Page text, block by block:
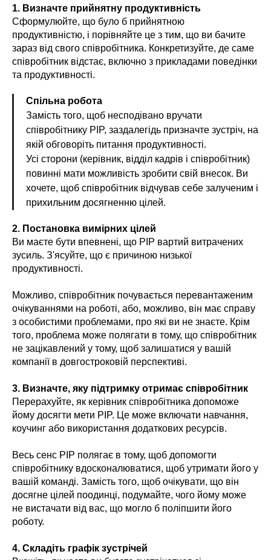
1. Визначте прийнятну продуктивність
Сформулюйте, що було б прийнятною
продуктивністю, і порівняйте це з тим, що ви бачите
зараз від свого співробітника. Конкретизуйте, де саме
співробітник відстає, включно з прикладами поведінки
та продуктивності.
Спільна робота
Замість того, щоб несподівано вручати
співробітнику PIP, заздалегідь призначте зустріч, на
якій обговоріть питання продуктивності.
Усі сторони (керівник, відділ кадрів і співробітник)
повинні мати можливість зробити свій внесок. Ви
хочете, щоб співробітник відчував себе залученим і
прихильним досягненню цілей.
2. Постановка вимірних цілей
Ви маєте бути впевнені, що PIP вартий витрачених
зусиль. З'ясуйте, що є причиною низької
продуктивності.
Можливо, співробітник почувається перевантаженим
очікуваннями на роботі, або, можливо, він має справу
з особистими проблемами, про які ви не знаєте. Крім
того, проблема може полягати в тому, що співробітник
не зацікавлений у тому, щоб залишатися у вашій
компанії в довгостроковій перспективі.
3. Визначте, яку підтримку отримає співробітник
Перерахуйте, як керівник співробітника допоможе
йому досягти мети PIP. Це може включати навчання,
коучинг або використання додаткових ресурсів.
Весь сенс PIP полягає в тому, щоб допомогти
співробітнику вдосконалюватися, щоб утримати його у
вашій команді. Замість того, щоб очікувати, що він
досягне цілей поодинці, подумайте, чого йому може
не вистачати від вас, що могло б поліпшити його
роботу.
4. Складіть графік зустрічей